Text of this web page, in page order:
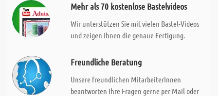
Mehr als 70 kostenlose Bastelvideos
Wir unterstützen Sie mit vielen Bastel-Videos
und zeigen Ihnen die genaue Fertigung.
Freundliche Beratung
Unsere freundlichen MitarbeiterInnen
beantworten Ihre Fragen gerne per Mail oder